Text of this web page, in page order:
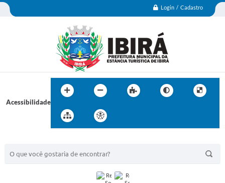
Login / Cadastro
Acessibilidade